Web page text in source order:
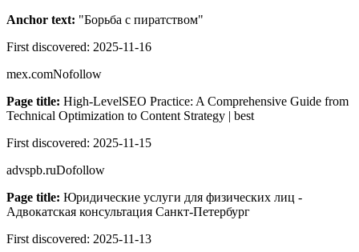
Anchor text: "Борьба с пиратством"
First discovered: 2025-11-16
mex.comNofollow
Page title: High-LevelSEO Practice: A Comprehensive Guide from
Technical Optimization to Content Strategy | best
First discovered: 2025-11-15
advspb.ruDofollow
Page title: Юридические услуги для физических лиц -
Адвокатская консультация Санкт-Петербург
First discovered: 2025-11-13